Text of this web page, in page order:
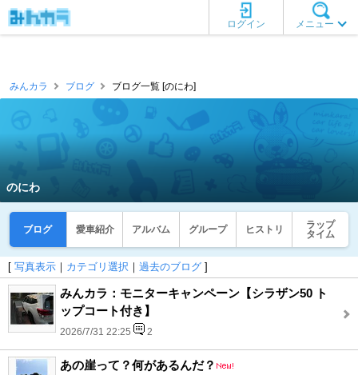
メニュー
ログイン
みんカラ ブログ ブログ一覧 [のにわ]
のにわ
ブログ 愛車紹介 アルバム グループ ヒストリ
ラップ
タイム
[ 写真表示 ｜ カテゴリ選択 ｜ 過去のブログ ]
みんカラ：モニターキャンペーン【シラザン50 ト
ップコート付き】
2026/7/31 22:25 2
あの崖って？何があるんだ？